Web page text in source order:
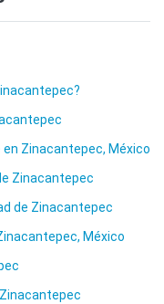
Zinacantepec, México
Zinacantepec
de Zinacantepec
México